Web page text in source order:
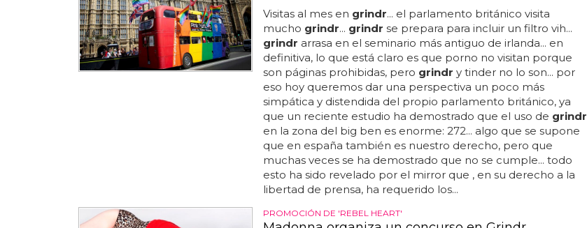
Visitas al mes en grindr... el parlamento británico visita
mucho grindr... grindr se prepara para incluir un filtro vih...
grindr arrasa en el seminario más antiguo de irlanda... en
definitiva, lo que está claro es que porno no visitan porque
son páginas prohibidas, pero grindr y tinder no lo son... por
eso hoy queremos dar una perspectiva un poco más
simpática y distendida del propio parlamento británico, ya
que un reciente estudio ha demostrado que el uso de grindr
en la zona del big ben es enorme: 272... algo que se supone
que en españa también es nuestro derecho, pero que
muchas veces se ha demostrado que no se cumple... todo
esto ha sido revelado por el mirror que , en su derecho a la
libertad de prensa, ha requerido los...
PROMOCIÓN DE 'REBEL HEART'